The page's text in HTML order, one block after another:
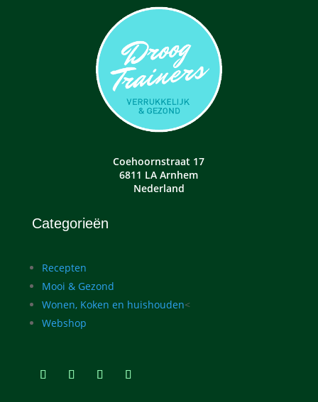
Coehoornstraat 17
6811 LA Arnhem
Nederland
Categorieën
Recepten
Mooi & Gezond
Wonen, Koken en huishouden<
Webshop